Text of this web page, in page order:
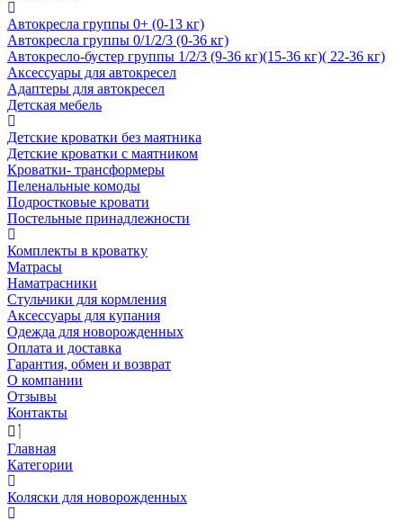
Автокресла группы 0+ (0-13 кг)
Автокресла группы 0/1/2/3 (0-36 кг)
Автокресло-бустер группы 1/2/3 (9-36 кг)(15-36 кг)( 22-36 кг)
Аксессуары для автокресел
Адаптеры для автокресел
Детская мебель
Детские кроватки без маятника
Детские кроватки с маятником
Кроватки- трансформеры
Пеленальные комоды
Подростковые кровати
Постельные принадлежности
Комплекты в кроватку
Матрасы
Наматрасники
Стульчики для кормления
Аксессуары для купания
Одежда для новорожденных
Оплата и доставка
Гарантия, обмен и возврат
О компании
Отзывы
Контакты
Главная
Категории
Коляски для новорожденных